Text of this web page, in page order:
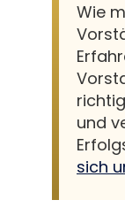
Wie
und
sich